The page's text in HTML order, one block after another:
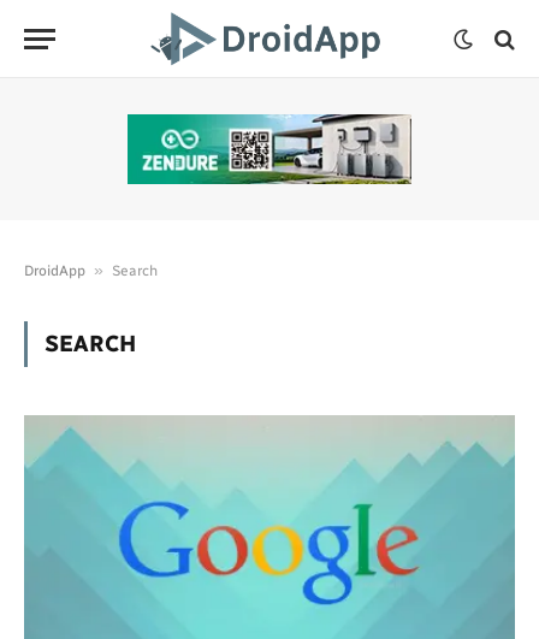
DroidApp » Search
SEARCH